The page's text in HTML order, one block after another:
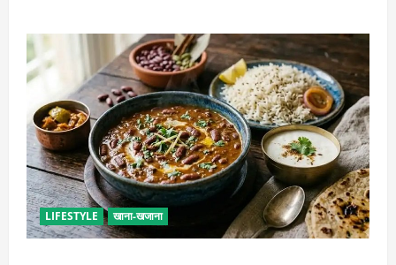
LIFESTYLE खाना-खजाना